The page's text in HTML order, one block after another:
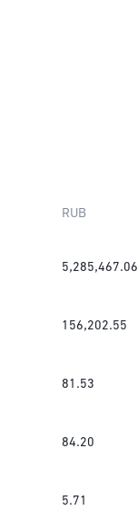
RUB
5,285,467.06
156,202.55
81.53
84.20
5.71